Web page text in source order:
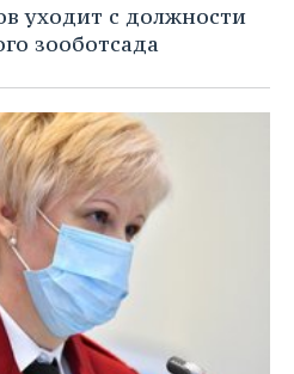
уходит с должности
зооботсада